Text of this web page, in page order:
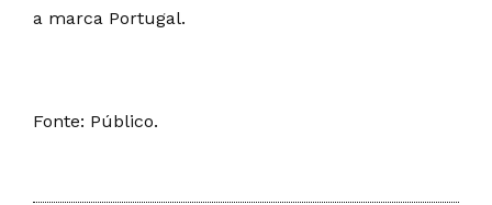
a marca Portugal.
Fonte: Público.